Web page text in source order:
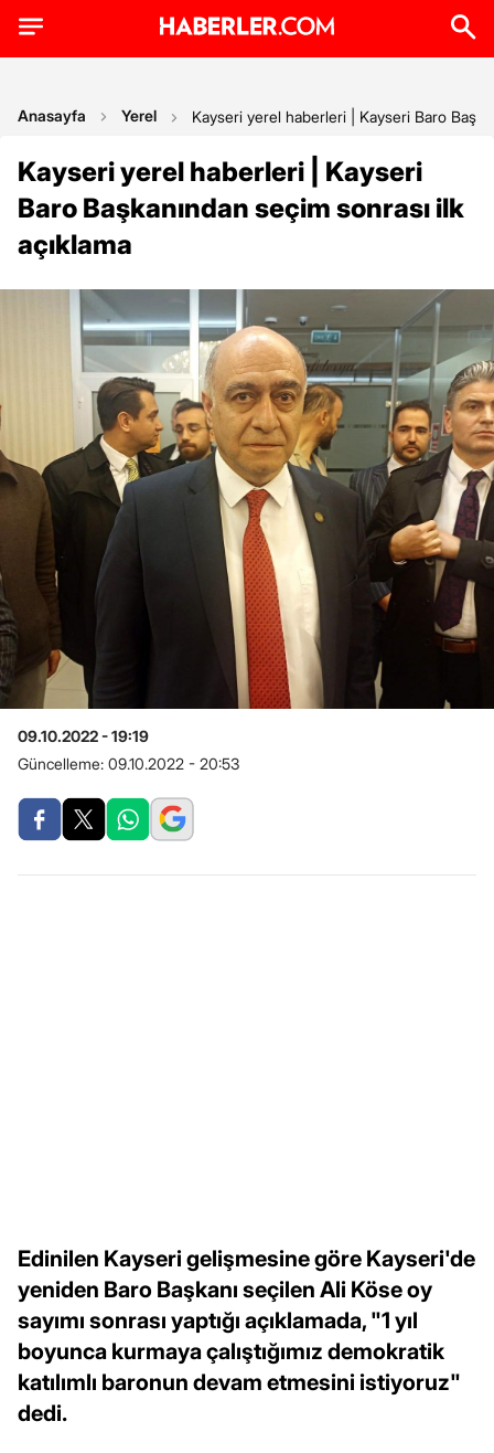
Anasayfa Yerel Kayseri yerel haberleri | Kayseri Baro
Kayseri yerel haberleri | Kayseri
Baro Başkanından seçim sonrası ilk
açıklama
09.10.2022 - 19:19
Güncelleme: 09.10.2022 - 20:53
Edinilen Kayseri gelişmesine göre Kayseri'de
yeniden Baro Başkanı seçilen Ali Köse oy
sayımı sonrası yaptığı açıklamada, "1 yıl
boyunca kurmaya çalıştığımız demokratik
katılımlı baronun devam etmesini istiyoruz"
dedi.